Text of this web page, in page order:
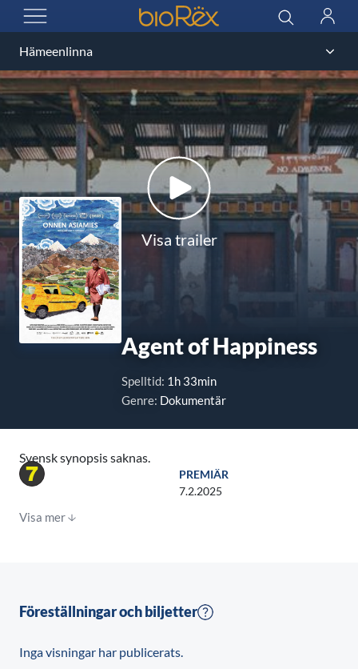
ÖPPNA MENYN
BioRex Cinemas Sök
Logga
Visa trailer
Agent of Happiness
Spelltid: 1h 33min
Genre: Dokumentär
Svensk synopsis saknas.
PREMIÄR
7.2.2025
Visa mer
Föreställningar och biljetter
Inga visningar har publicerats.